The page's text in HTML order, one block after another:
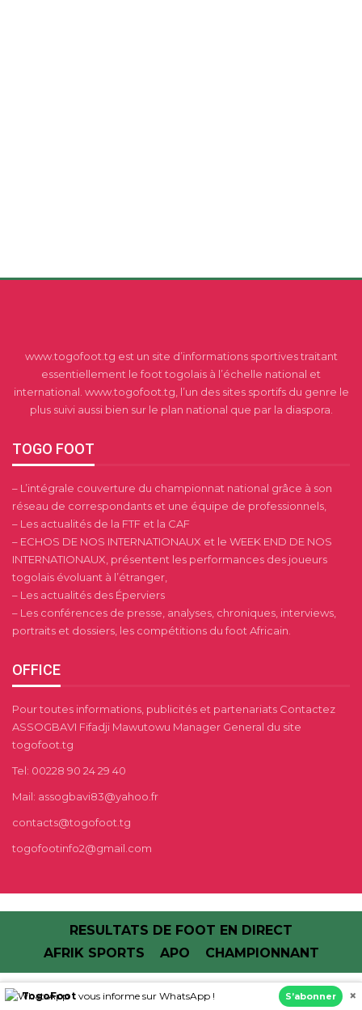
www.togofoot.tg est un site d’informations sportives traitant
essentiellement le foot togolais à l’échelle national et
international. www.togofoot.tg, l’un des sites sportifs du genre le
plus suivi aussi bien sur le plan national que par la diaspora.
TOGO FOOT
– L’intégrale couverture du championnat national grâce à son
réseau de correspondants et une équipe de professionnels,
– Les actualités de la FTF et la CAF
– ECHOS DE NOS INTERNATIONAUX et le WEEK END DE NOS
INTERNATIONAUX, présentent les performances des joueurs
togolais évoluant à l’étranger,
– Les actualités des Éperviers
– Les conférences de presse, analyses, chroniques, interviews,
portraits et dossiers, les compétitions du foot Africain.
OFFICE
Pour toutes informations, publicités et partenariats Contactez
ASSOGBAVI Fifadji Mawutowu Manager General du site
togofoot.tg
Tel: 00228 90 24 29 40
Mail: assogbavi83@yahoo.fr
contacts@togofoot.tg
togofootinfo2@gmail.com
RESULTATS DE FOOT EN DIRECT
AFRIK SPORTS
APO CHAMPIONNANT
© 2013 - 2026 - TOGO FOOT | Football au Togo.Tous Droits Réservés
TogoFoot vous informe sur WhatsApp ! S’abonner ×